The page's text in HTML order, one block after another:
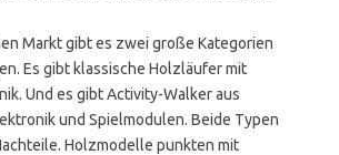
Markt gibt es zwei große Kategorien
Es gibt klassische Holzläufer mit
Und es gibt Activity-Walker aus
und Spielmodulen. Beide Typen
Holzmodelle punkten mit